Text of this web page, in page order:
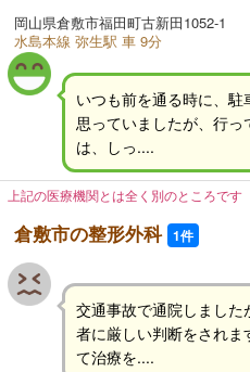
岡山県倉敷市福田町古新田1052-1
水島本線 弥生駅 車 9分
いつも前を通る時に、駐
思っていましたが、行
は、しっ....
上記の医療機関とは全く別のところです
倉敷市の整形外科 1件
交通事故で通院しまし
者に厳しい判断をされ
て治療を....